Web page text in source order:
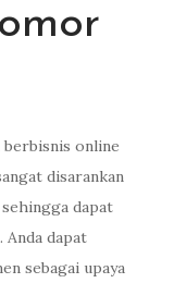
berbisnis online
disarankan
dapat
dapat
sebagai upaya